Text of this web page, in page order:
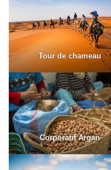
Tour de chameau
Corporatif Argan